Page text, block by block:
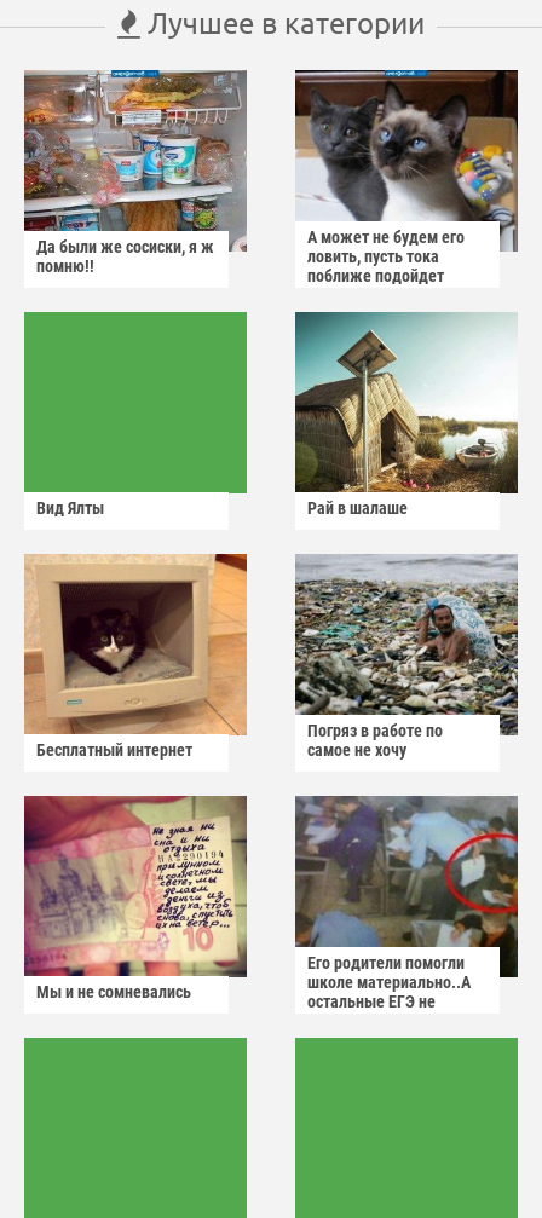
Лучшее в категории
Да были же сосиски, я ж
помню!!
А может не будем его
ловить, пусть тока
поближе подойдет
Вид Ялты Рай в шалаше
Бесплатный интернет
Погряз в работе по
самое не хочу
Мы и не сомневались
Его родители помогли
школе материально..А
остальные ЕГЭ не